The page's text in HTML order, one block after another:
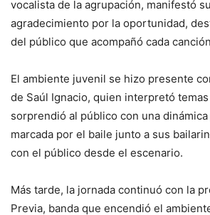
vocalista de la agrupación, manifestó
agradecimiento por la oportunidad,
del público que acompañó cada
El ambiente juvenil se hizo presente
de Saúl Ignacio, quien interpretó
sorprendió al público con una
marcada por el baile junto a sus
con el público desde el escenario.
Más tarde, la jornada continuó con la
Previa, banda que encendió el